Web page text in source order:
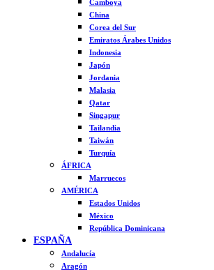
Camboya
China
Corea del Sur
Emiratos Árabes Unidos
Indonesia
Japón
Jordania
Malasia
Qatar
Singapur
Tailandia
Taiwán
Turquía
ÁFRICA
Marruecos
AMÉRICA
Estados Unidos
México
República Dominicana
ESPAÑA
Andalucía
Aragón